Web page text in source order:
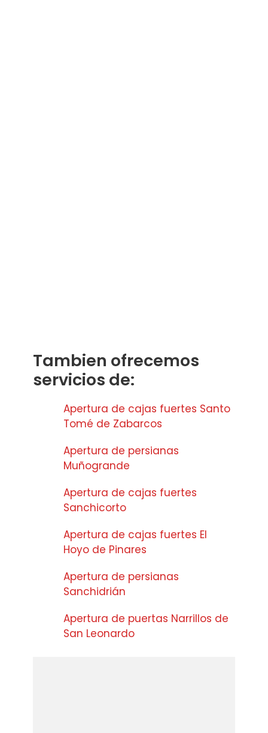
Tambien ofrecemos
servicios de:
Apertura de cajas fuertes Santo
Tomé de Zabarcos
Apertura de persianas
Muñogrande
Apertura de cajas fuertes
Sanchicorto
Apertura de cajas fuertes El
Hoyo de Pinares
Apertura de persianas
Sanchidrián
Apertura de puertas Narrillos de
San Leonardo